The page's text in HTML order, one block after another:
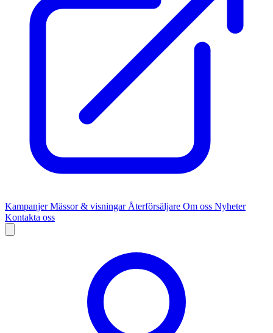
KampanjerMässor & visningar Återförsäljare Om oss Nyheter
Kontakta oss